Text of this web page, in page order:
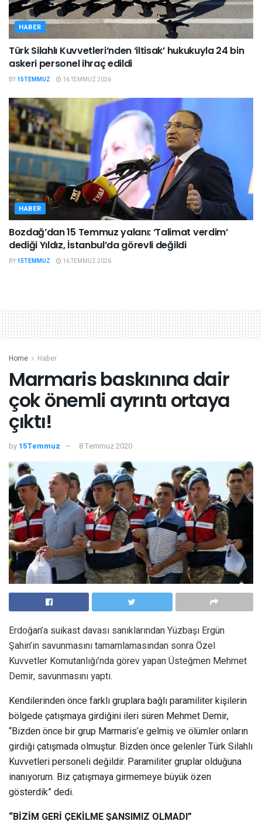
HABER
Türk Silahlı Kuvvetleri’nden ‘iltisak’ hukukuyla 24 bin
askeri personel ihraç edildi
BY 15TEMMUZ 16 TEMMUZ 2026
HABER
Bozdağ’dan 15 Temmuz yalanı: ‘Talimat verdim’
dediği Yıldız, İstanbul’da görevli değildi
BY 15TEMMUZ 16 TEMMUZ 2026
Home Haber
Marmaris baskınına dair
çok önemli ayrıntı ortaya
çıktı!
by 15Temmuz 8 Temmuz 2020
Erdoğan’a suikast davası sanıklarından Yüzbaşı Ergün
Şahin’in savunmasını tamamlamasından sonra Özel
Kuvvetler Komutanlığı’nda görev yapan Üsteğmen Mehmet
Demir, savunmasını yaptı.
Kendilerinden önce farklı gruplara bağlı paramiliter kişilerin
bölgede çatışmaya girdiğini ileri süren Mehmet Demir,
“Bizden önce bir grup Marmaris’e gelmiş ve ölümler onların
girdiği çatışmada olmuştur. Bizden önce gelenler Türk Silahlı
Kuvvetleri personeli değildir. Paramiliter gruplar olduğuna
inanıyorum. Biz çatışmaya girmemeye büyük özen
gösterdik” dedi.
“BİZİM GERİ ÇEKİLME ŞANSIMIZ OLMADI”